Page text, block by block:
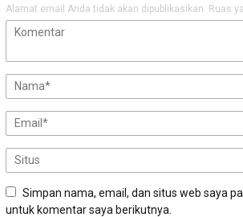
Alamat email Anda tidak akan dipublikasikan. Ruas
Simpan nama, email, dan situs web saya
untuk komentar saya berikutnya.